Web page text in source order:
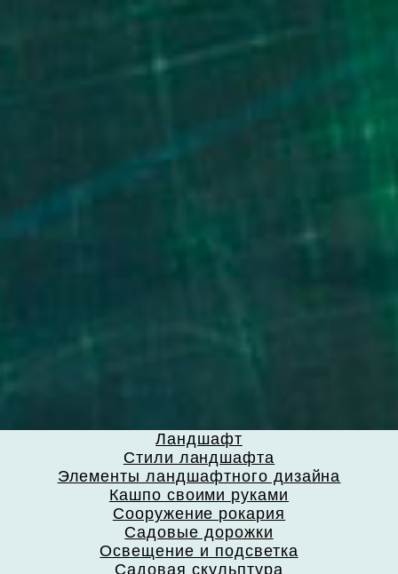
Ландшафт
Стили ландшафта
Элементы ландшафтного дизайна
Кашпо своими руками
Сооружение рокария
Садовые дорожки
Освещение и подсветка
Садовая скульптура